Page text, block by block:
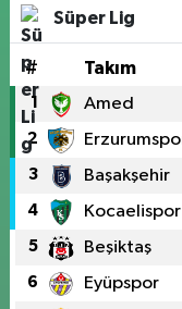
Süper Lig
# Takım
1 Amed
2
3 Başakşehir
4 Kocaelispor
5 Beşiktaş
6 Eyüpspor